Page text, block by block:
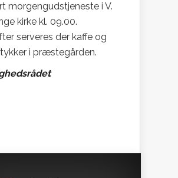
morgengudstjeneste i V.
kirke kl. 09.00.
serveres der kaffe og
i præstegården.